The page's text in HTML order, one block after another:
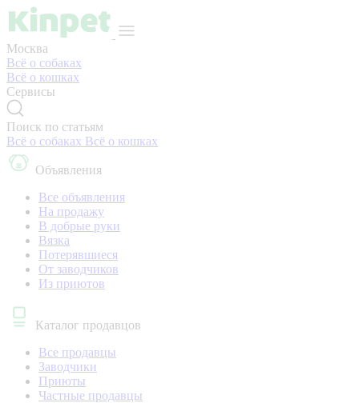
Москва
Всё о собаках
Всё о кошках
Сервисы
Поиск по статьям
Всё о собаках Всё о кошках
Объявления
Все объявления
На продажу
В добрые руки
Вязка
Потерявшиеся
От заводчиков
Из приютов
Каталог продавцов
Все продавцы
Заводчики
Приюты
Частные продавцы